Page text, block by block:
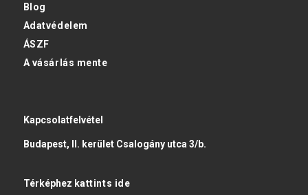
Blog
Adatvédelem
ÁSZF
A vásárlás mente
Kapcsolatfelvétel
Budapest, II. kerület Csalogány utca 3/b.
Térképhez kattints ide